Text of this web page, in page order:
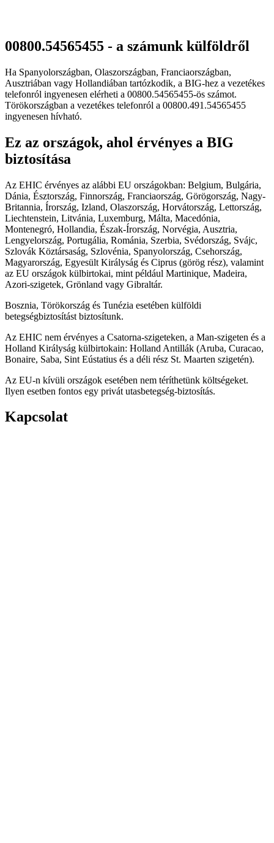
00800.54565455 - a számunk külföldről
Ha Spanyolországban, Olaszországban, Franciaországban,
Ausztriában vagy Hollandiában tartózkodik, a BIG-hez a vezetékes
telefonról ingyenesen elérheti a 00800.54565455-ös számot.
Törökországban a vezetékes telefonról a 00800.491.54565455
ingyenesen hívható.
Ez az országok, ahol érvényes a BIG
biztosítása
Az EHIC érvényes az alábbi EU országokban: Belgium, Bulgária,
Dánia, Észtország, Finnország, Franciaország, Görögország, Nagy-
Britannia, Írország, Izland, Olaszország, Horvátország, Lettország,
Liechtenstein, Litvánia, Luxemburg, Málta, Macedónia,
Montenegró, Hollandia, Észak-Írország, Norvégia, Ausztria,
Lengyelország, Portugália, Románia, Szerbia, Svédország, Svájc,
Szlovák Köztársaság, Szlovénia, Spanyolország, Csehország,
Magyarország, Egyesült Királyság és Ciprus (görög rész), valamint
az EU országok külbirtokai, mint például Martinique, Madeira,
Azori-szigetek, Grönland vagy Gibraltár.
Bosznia, Törökország és Tunézia esetében külföldi
betegségbiztosítást biztosítunk.
Az EHIC nem érvényes a Csatorna-szigeteken, a Man-szigeten és a
Holland Királyság külbirtokain: Holland Antillák (Aruba, Curacao,
Bonaire, Saba, Sint Eústatius és a déli rész St. Maarten szigetén).
Az EU-n kívüli országok esetében nem téríthetünk költségeket.
Ilyen esetben fontos egy privát utasbetegség-biztosítás.
Kapcsolat